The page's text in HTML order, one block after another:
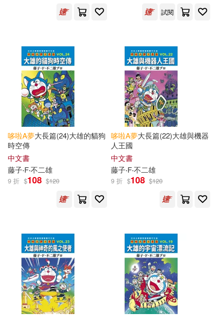
漫畫／藤子．F．不二雄(1)
蕭星寒(1) 藤子?F?不二雄(1)
藤子·F·不二雄(1)
藤子‧F‧不二雄創作公司(1)
藤子・F・ 不二雄(1)
藤子．Ｆ．不二雄(1)
角色原作／藤子‧F‧不二雄(1)
謝豫琦(1)
（日）藤子·F.不二雄原著(1)
試閱
哆啦A夢大長篇(24)大雄的貓狗
時空傳
中文書
藤子‧F‧不二雄
9 折 $108 $120
哆啦A夢大長篇(22)大雄與機器
人王國
中文書
藤子‧F‧不二雄
9 折 $108 $120